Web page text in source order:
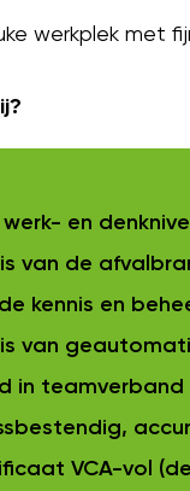
werkplek met
werk- en
van de
kennis en
van
in teamverband
VCA-vol